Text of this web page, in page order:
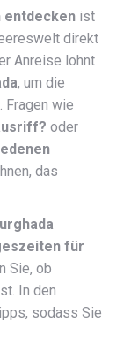
entdecken ist
direkt
Anreise lohnt
, um die
Fragen wie
oder
das
für
Sie, ob
In den
sodass Sie